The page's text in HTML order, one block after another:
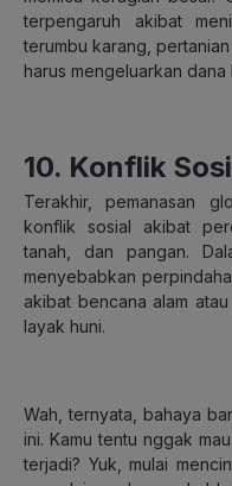
terpengaruh akibat
terumbu karang,
harus mengeluarkan
10. Konflik
Terakhir, pemanasan
konflik sosial akibat
tanah, dan pangan.
menyebabkan
akibat bencana alam
layak huni.
Wah, ternyata, bahaya
ini. Kamu tentu nggak
terjadi? Yuk, mulai